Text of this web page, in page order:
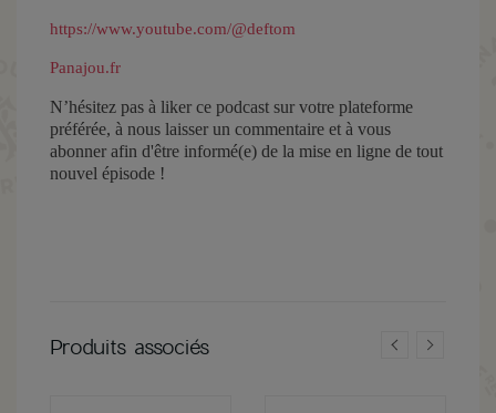
https://www.youtube.com/@deftom⁠⁠⁠⁠⁠
Panajou.fr⁠
N’hésitez pas à liker ce podcast sur votre plateforme
préférée, à nous laisser un commentaire et à vous
abonner afin d'être informé(e) de la mise en ligne de tout
nouvel épisode !
Produits associés